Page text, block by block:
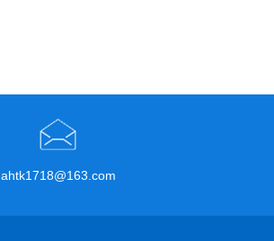
ahtk1718@163.com